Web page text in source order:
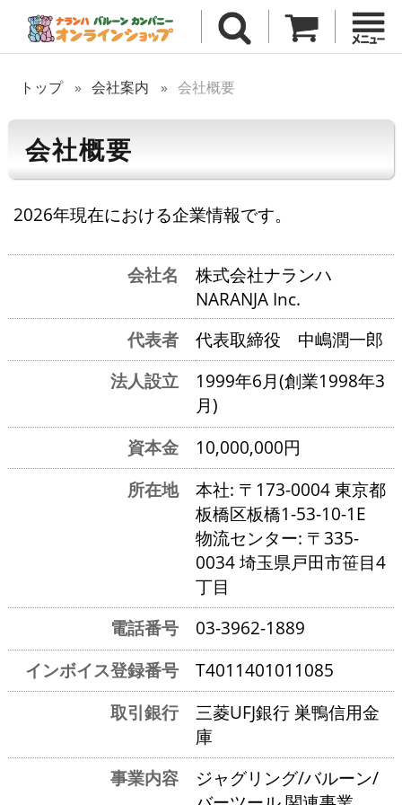
トップ 会社案内 会社概要
会社概要
2026年現在における企業情報です。
会社名
株式会社ナランハ
NARANJA Inc.
代表者
代表取締役 中嶋潤一郎
法人設立
1999年6月(創業1998年3
月)
資本金
10,000,000円
所在地
本社: 〒173-0004 東京都
板橋区板橋1-53-10-1E
物流センター: 〒335-
0034 埼玉県戸田市笹目4
丁目
電話番号
03-3962-1889
インボイス登録番号
T4011401011085
取引銀行
三菱UFJ銀行 巣鴨信用金
庫
事業内容
ジャグリング/バルーン/